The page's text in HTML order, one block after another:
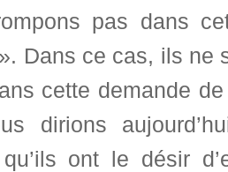
pas dans
Dans ce cas, ils ne
cette demande
dirions
ont le désir